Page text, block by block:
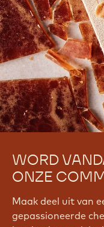
WORD
ONZE
Maak deel uit van
gepassioneerde